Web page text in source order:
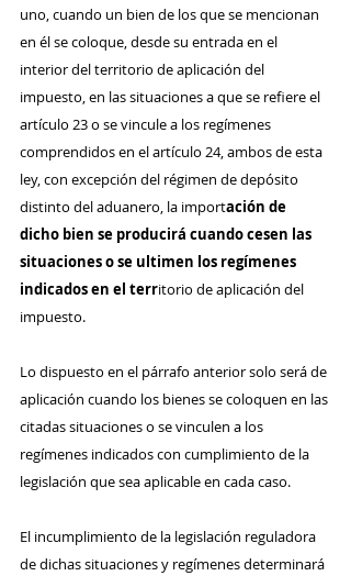
uno, cuando un bien de los que se mencionan
en él se coloque, desde su entrada en el
interior del territorio de aplicación del
impuesto, en las situaciones a que se refiere el
artículo 23 o se vincule a los regímenes
comprendidos en el artículo 24, ambos de esta
ley, con excepción del régimen de depósito
distinto del aduanero, la importación de
dicho bien se producirá cuando cesen las
situaciones o se ultimen los regímenes
indicados en el territorio de aplicación del
impuesto.
Lo dispuesto en el párrafo anterior solo será de
aplicación cuando los bienes se coloquen en las
citadas situaciones o se vinculen a los
regímenes indicados con cumplimiento de la
legislación que sea aplicable en cada caso.
El incumplimiento de la legislación reguladora
de dichas situaciones y regímenes determinará